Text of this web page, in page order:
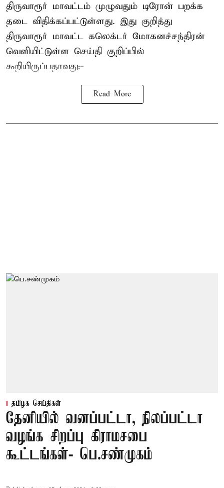
திருவாரூர் மாவட்டம் முழுவதும் டிரோன் பறக்க
தடை விதிக்கப்பட்டுள்ளது. இது குறித்து
திருவாரூர் மாவட்ட கலெக்டர் மோகனச்சந்திரன்
வெளியிட்டுள்ள செய்தி குறிப்பில்
கூறியிருப்பதாவது:-
Read More
தமிழக செய்திகள்
தேனியில் வனப்பட்டா, நிலப்பட்டா
வழங்க சிறப்பு கிராமசபை
கூட்டங்கள்- பெ.சண்முகம்